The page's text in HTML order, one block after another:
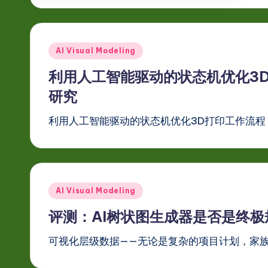
Posted
AI Visual Modeling
利用人工智能驱动的状态机优化
研究
利用人工智能驱动的状态机优化3D打印工作流
Posted
AI Visual Modeling
评测：AI树状图生成器是否是终
可视化层级数据——无论是复杂的项目计划，家